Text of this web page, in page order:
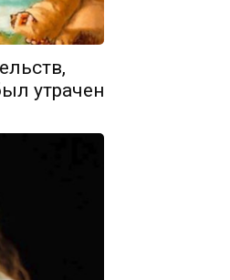
утрачен